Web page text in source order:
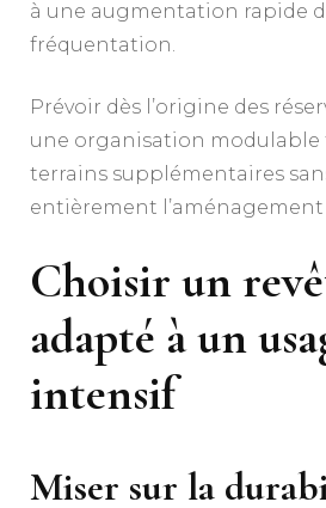
à une augmentation rapide
fréquentation.
Prévoir dès l’origine des
une organisation modulable
terrains supplémentaires
entièrement l’aménagement
Choisir un
adapté à un
intensif
Miser sur la